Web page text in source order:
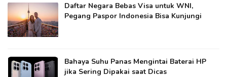
Daftar Negara Bebas Visa untuk WNI,
Pegang Paspor Indonesia Bisa Kunjungi
Bahaya Suhu Panas Mengintai Baterai HP
jika Sering Dipakai saat Dicas